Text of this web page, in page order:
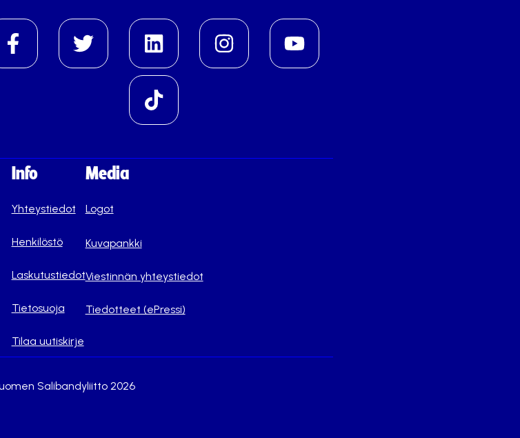
Info
Yhteystiedot
Henkilöstö
Laskutustiedot
Tietosuoja
Tilaa uutiskirje
Media
Logot
Kuvapankki
Viestinnän yhteystiedot
Tiedotteet (ePressi)
Salibandyliitto 2026